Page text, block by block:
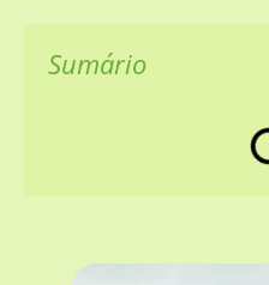
Sumário